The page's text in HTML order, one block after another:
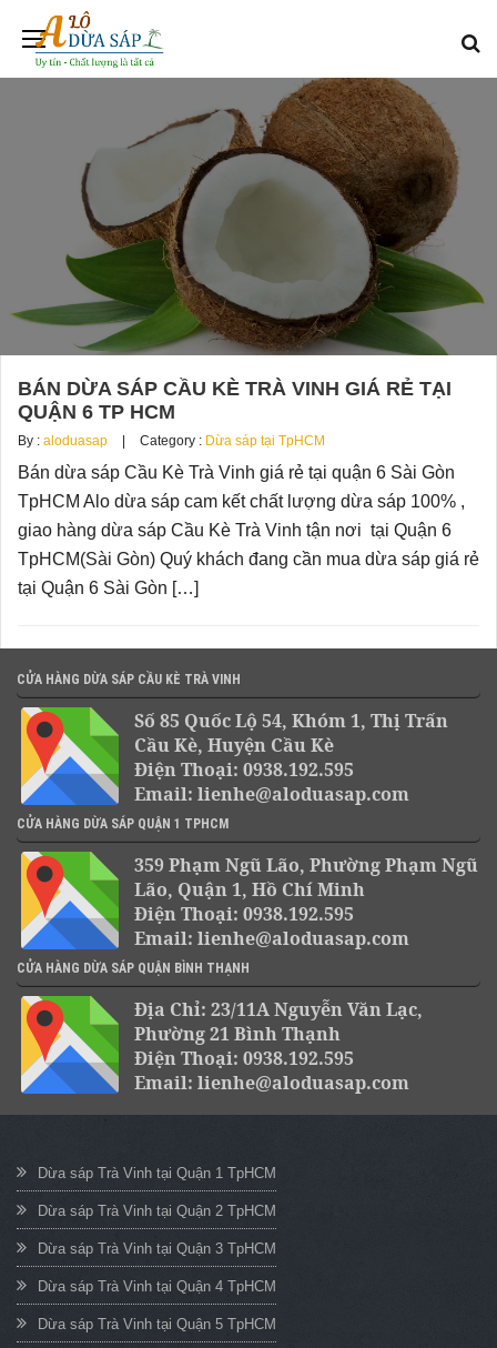
BÁN DỪA SÁP CẦU KÈ TRÀ VINH GIÁ RẺ TẠI
QUẬN 6 TP HCM
By : aloduasap Category : Dừa sáp tại TpHCM
Bán dừa sáp Cầu Kè Trà Vinh giá rẻ tại quận 6 Sài Gòn
TpHCM Alo dừa sáp cam kết chất lượng dừa sáp 100% ,
giao hàng dừa sáp Cầu Kè Trà Vinh tận nơi tại Quận 6
TpHCM(Sài Gòn) Quý khách đang cần mua dừa sáp giá rẻ
tại Quận 6 Sài Gòn […]
CỬA HÀNG DỪA SÁP CẦU KÈ TRÀ VINH
Số 85 Quốc Lộ 54, Khóm 1, Thị Trấn
Cầu Kè, Huyện Cầu Kè
Điện Thoại: 0938.192.595
Email: lienhe@aloduasap.com
CỬA HÀNG DỪA SÁP QUẬN 1 TPHCM
359 Phạm Ngũ Lão, Phường Phạm Ngũ
Lão, Quận 1, Hồ Chí Minh
Điện Thoại: 0938.192.595
Email: lienhe@aloduasap.com
CỬA HÀNG DỪA SÁP QUẬN BÌNH THẠNH
Địa Chỉ: 23/11A Nguyễn Văn Lạc,
Phường 21 Bình Thạnh
Điện Thoại: 0938.192.595
Email: lienhe@aloduasap.com
Dừa sáp Trà Vinh tại Quận 1 TpHCM
Dừa sáp Trà Vinh tại Quận 2 TpHCM
Dừa sáp Trà Vinh tại Quận 3 TpHCM
Dừa sáp Trà Vinh tại Quận 4 TpHCM
Dừa sáp Trà Vinh tại Quận 5 TpHCM